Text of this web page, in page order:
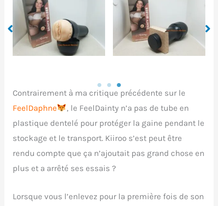
FeelDainty en dehors
de sa boite
FeelDainty comparé à
une lampe torché
Contrairement à ma critique précédente sur le
FeelDaphne
, le FeelDainty n’a pas de tube en
plastique dentelé pour protéger la gaine pendant le
stockage et le transport. Kiiroo s’est peut être
rendu compte que ça n’ajoutait pas grand chose en
plus et a arrêté ses essais ?
Lorsque vous l’enlevez pour la première fois de son